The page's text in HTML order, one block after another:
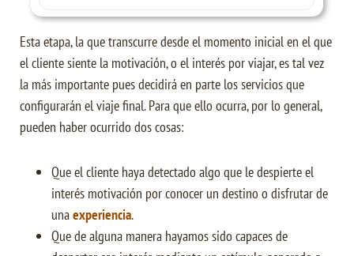
Esta etapa, la que transcurre desde el momento inicial en el que
el cliente siente la motivación, o el interés por viajar, es tal vez
la más importante pues decidirá en parte los servicios que
configurarán el viaje final. Para que ello ocurra, por lo general,
pueden haber ocurrido dos cosas:
Que el cliente haya detectado algo que le despierte el
interés motivación por conocer un destino o disfrutar de
unaexperiencia.
Que de alguna manera hayamos sido capaces de